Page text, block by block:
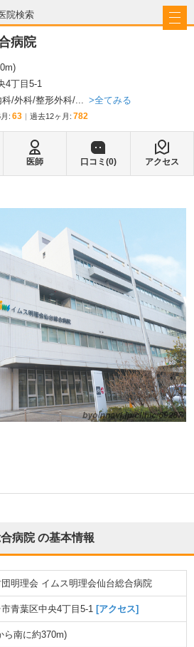
院検索
病院
)
4丁目5-1
科 外科 整形外科 ... 全てみる
: 63 過去12ヶ月: 782
医師 口コミ(0) アクセス
病院の基本情報
明理会 イムス明理会仙台総合病院
青葉区中央4丁目5-1 [アクセス]
ら南に約370m)